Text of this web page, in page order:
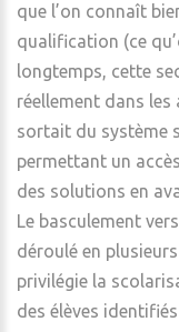
que l’on connaît
qualification (ce
longtemps, cette
réellement dans les
sortait du système
permettant un
des solutions en
Le basculement
déroulé en
privilégie la
des élèves